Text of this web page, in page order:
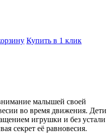
Купить в 1 клик
малышей своей
во время движения. Дети
игрушки и без устали
секрет её равновесия.